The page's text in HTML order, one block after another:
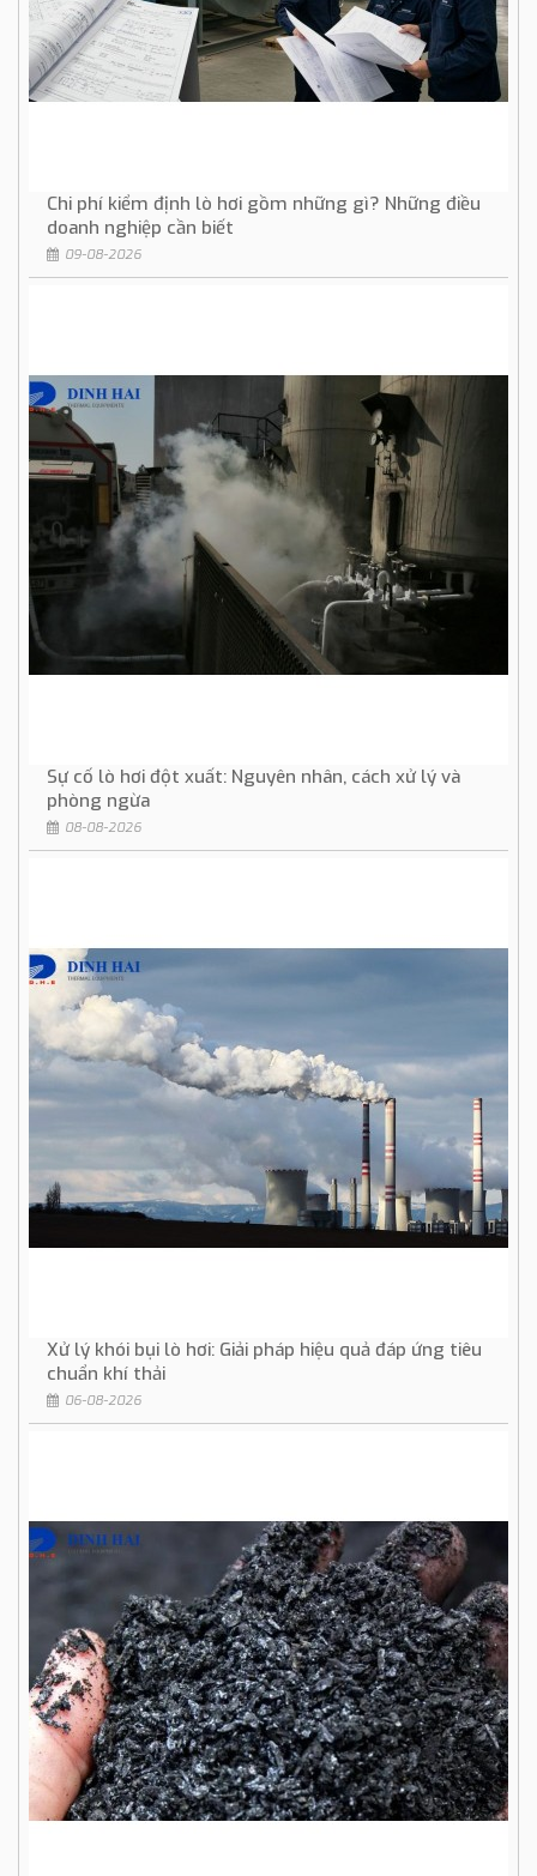
Chi phí kiểm định lò hơi gồm những gì? Những điều
doanh nghiệp cần biết
09-08-2026
Sự cố lò hơi đột xuất: Nguyên nhân, cách xử lý và
phòng ngừa
08-08-2026
Xử lý khói bụi lò hơi: Giải pháp hiệu quả đáp ứng tiêu
chuẩn khí thải
06-08-2026